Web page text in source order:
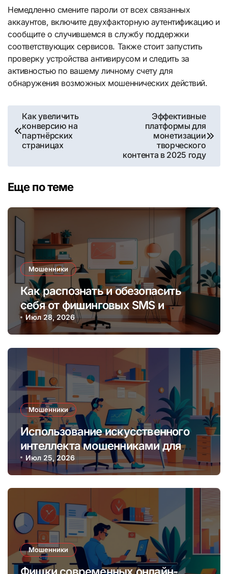
Немедленно смените пароли от всех связанных
аккаунтов, включите двухфакторную аутентификацию и
сообщите о случившемся в службу поддержки
соответствующих сервисов. Также стоит запустить
проверку устройства антивирусом и следить за
активностью по вашему личному счету для
обнаружения возможных мошеннических действий.
Навигация
по
записям
Как увеличить
конверсию на
партнёрских
страницах
Эффективные
платформы для
монетизации
творческого
контента в 2025 году
Еще по теме
Мошенники
Как распознать и обезопасить
себя от фишинговых SMS и
мессенджеров онлайн
Июл 28, 2026
Мошенники
Использование искусственного
интеллекта мошенниками для
создания фальшивых онлайн-
лендинг-пейджей
Июл 25, 2026
Мошенники